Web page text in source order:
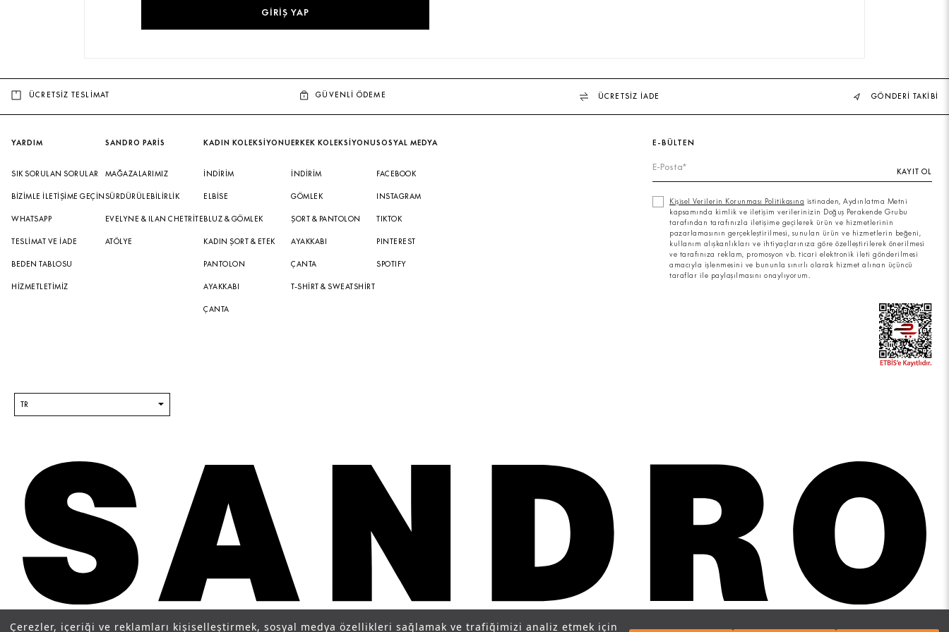
Çerezler, içeriği ve reklamları kişiselleştirmek, sosyal medya özellikleri sağlamak ve trafiğimizi analiz etmek için
GIRIŞ YAP
ÜCRETSİZ TESLİMAT GÜVENLİ ÖDEME ÜCRETSİZ İADE GÖNDERİ TAKİBİ
E-BÜLTEN
KAYIT OL
Kişisel Verilerin Korunması Politikasına istinaden, Aydınlatma Metni
kapsamında kimlik ve iletişim verilerinizin Doğuş Perakende Grubu
tarafından tarafınızla iletişime geçilerek ürün ve hizmetlerinin
pazarlamasının gerçekleştirilmesi, sunulan ürün ve hizmetlerin beğeni,
kullanım alışkanlıkları ve ihtiyaçlarınıza göre özelleştirilerek önerilmesi
ve tarafınıza reklam, promosyon vb. ticari elektronik ileti gönderilmesi
amacıyla işlenmesini ve bununla sınırlı olarak hizmet alınan üçüncü
taraflar ile paylaşılmasını onaylıyorum.
YARDIM
SIK SORULAN SORULAR
BIZIMLE İLETIŞIME GEÇIN
WHATSAPP
TESLIMAT VE İADE
BEDEN TABLOSU
HIZMETLETIMIZ
SANDRO PARİS
MAĞAZALARIMIZ
SÜRDÜRÜLEBILIRLIK
EVELYNE & ILAN CHETRITE
ATÖLYE
KADIN KOLEKSİYONU
İNDIRIM
ELBISE
BLUZ & GÖMLEK
KADIN ŞORT & ETEK
PANTOLON
AYAKKABI
ÇANTA
ERKEK KOLEKSİYONU
İNDIRIM
GÖMLEK
ŞORT & PANTOLON
AYAKKABI
ÇANTA
T-SHIRT & SWEATSHIRT
SOSYAL MEDYA
FACEBOOK
INSTAGRAM
TIKTOK
PINTEREST
SPOTIFY
TR
SANDRO
Mesaj Gönder
WHATSAPP DESTEK